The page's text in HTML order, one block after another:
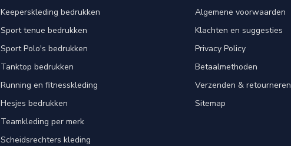
Keeperskleding bedrukken
Sport tenue bedrukken
Sport Polo's bedrukken
Tanktop bedrukken
Running en fitnesskleding
Hesjes bedrukken
Teamkleding per merk
Scheidsrechters kleding
Algemene voorwaarden
Klachten en suggesties
Privacy Policy
Betaalmethoden
Verzenden & retourneren
Sitemap